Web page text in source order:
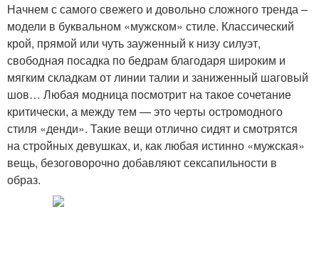
Начнем с самого свежего и довольно сложного тренда –
модели в буквальном «мужском» стиле. Классический
крой, прямой или чуть зауженный к низу силуэт,
свободная посадка по бедрам благодаря широким и
мягким складкам от линии талии и заниженный шаговый
шов… Любая модница посмотрит на такое сочетание
критически, а между тем — это черты остромодного
стиля «денди». Такие вещи отлично сидят и смотрятся
на стройных девушках, и, как любая истинно «мужская»
вещь, безоговорочно добавляют сексапильности в
образ.